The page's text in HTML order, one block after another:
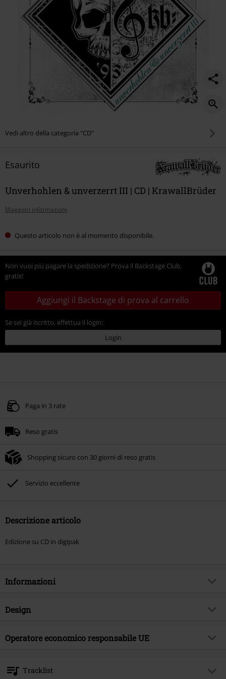
Vedi altro della categoria "CD"
Esaurito
Unverhohlen & unverzerrt III | CD | KrawallBrüder
Maggiori informazioni
Questo articolo non è al momento disponibile.
Non vuoi più pagare la spedizione? Prova il Backstage Club,
gratis!
Aggiungi il Backstage di prova al carrello
Se sei già iscritto, effettua il login:
Login
Paga in 3 rate
Reso gratis
Shopping sicuro con 30 giorni di reso gratis
Servizio eccellente
Descrizione articolo
Edizione su CD in digipak
Informazioni
Codice articolo
Genere Musicale
Oi!
Band
Design
Tipologia prodotto
CD
Operatore economico responsabile UE
Im Klint 12
30938 Burgwedel
Tracklist